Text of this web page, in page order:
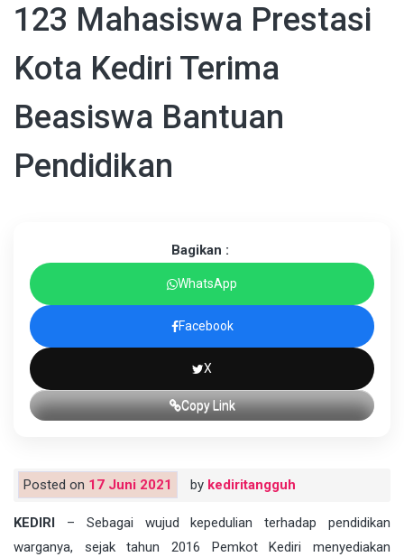
123 Mahasiswa Prestasi
Kota Kediri Terima
Beasiswa Bantuan
Pendidikan
Bagikan :
WhatsApp
Facebook
X
Copy Link
Posted on 17 Juni 2021 by kediritangguh
KEDIRI – Sebagai wujud kepedulian terhadap pendidikan
warganya, sejak tahun 2016 Pemkot Kediri menyediakan